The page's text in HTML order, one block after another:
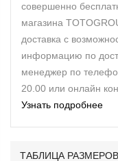
совершенно
магазина
доставка с
информацию по
менеджер по
20.00 или онлайн
Узнать подробнее
ТАБЛИЦА РАЗМЕРОВ